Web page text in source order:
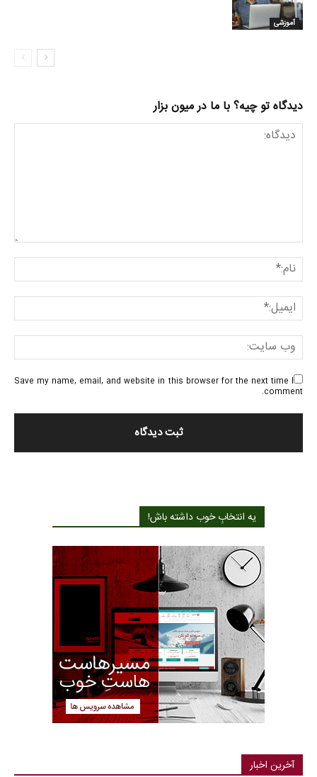
آموزشی
دیدگاه تو چیه؟ با ما در میون بزار
Save my name, email, and website in this browser for the next time I
comment.
یه انتخابِ خوب داشته باش!
آخرین اخبار